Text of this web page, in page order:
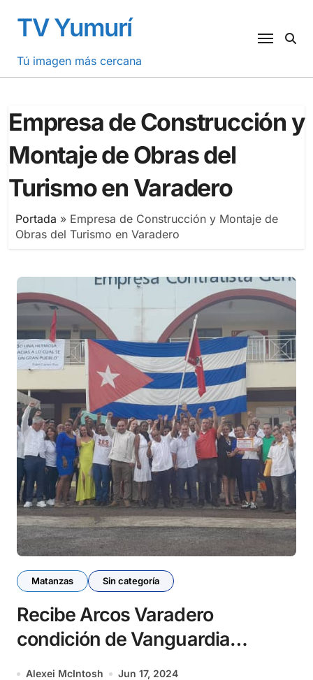
contenido
TV Yumurí
Tú imagen más cercana
Empresa de Construcción y
Montaje de Obras del
Turismo en Varadero
Portada » Empresa de Construcción y Montaje de
Obras del Turismo en Varadero
Matanzas Sin categoría
Recibe Arcos Varadero
condición de Vanguardia
Nacional
Alexei McIntosh Jun 17, 2024